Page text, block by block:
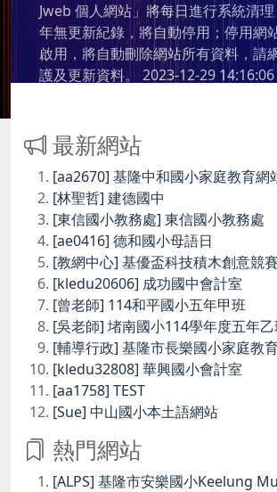
Jweb 個人網站」將每日進行系統清
年無更新紀錄，將自動停用；停用網
啟用，將自動刪除網站所有資料，請
護及更新資料。 2023-12-29 14:16:06
最新網站
[aa2670] 基隆中和國小家庭教育網
[林聖哲] 建德國中
[東信國小教務處] 東信國小教務處
[ae0416] 德和國小母語日
[教網中心] 基優盃科技積木創意競賽
[kledu20606] 成功國中會計室
[曾老師] 114和平國小五年甲班
[吳老師] 堵南國小114學年度五年
[輔導行政] 基隆市長樂國小家庭教
[kledu32808] 華興國小會計室
[aa1758] TEST
[Sue] 中山國小本土語網站
熱門網站
[ALPS] 基隆市安樂國小Keelung